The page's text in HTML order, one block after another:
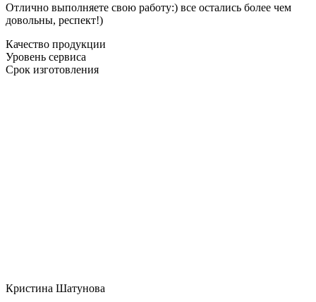
Отлично выполняете свою работу:) все остались более чем
довольны, респект!)
Качество продукции
Уровень сервиса
Срок изготовления
Кристина Шатунова